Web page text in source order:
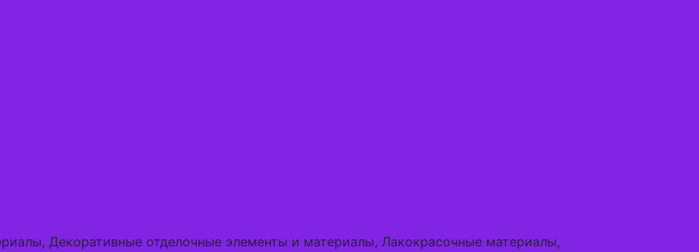
Декоративные отделочные элементы и материалы, Лакокрасочные материалы,